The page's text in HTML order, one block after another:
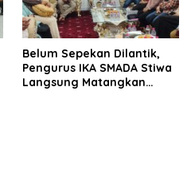
Belum Sepekan Dilantik,
Pengurus IKA SMADA Stiwa
Langsung Matangkan